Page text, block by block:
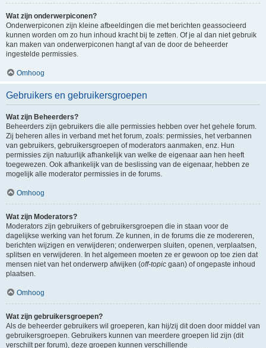
Wat zijn onderwerpiconen?
Onderwerpiconen zijn kleine afbeeldingen die met berichten geassocieerd
kunnen worden om zo hun inhoud kracht bij te zetten. Of je al dan niet gebruik
kan maken van onderwerpiconen hangt af van de door de beheerder
ingestelde permissies.
Omhoog
Gebruikers en gebruikersgroepen
Wat zijn Beheerders?
Beheerders zijn gebruikers die alle permissies hebben over het gehele forum.
Zij beheren alles in verband met het forum, zoals: permissies, het verbannen
van gebruikers, gebruikersgroepen of moderators aanmaken, enz. Hun
permissies zijn natuurlijk afhankelijk van welke de eigenaar aan hen heeft
toegewezen. Ook afhankelijk van de beslissing van de eigenaar, hebben ze
mogelijk alle moderator permissies in de forums.
Omhoog
Wat zijn Moderators?
Moderators zijn gebruikers of gebruikersgroepen die in staan voor de
dagelijkse werking van het forum. Ze kunnen, in de forums die ze modereren,
berichten wijzigen en verwijderen; onderwerpen sluiten, openen, verplaatsen,
splitsen en verwijderen. In het algemeen moeten ze er gewoon op toe zien dat
mensen niet van het onderwerp afwijken (off-topic gaan) of ongepaste inhoud
plaatsen.
Omhoog
Wat zijn gebruikersgroepen?
Als de beheerder gebruikers wil groeperen, kan hij/zij dit doen door middel van
gebruikersgroepen. Gebruikers kunnen van meerdere groepen lid zijn (dit
verschilt per forum), deze groepen kunnen verschillende